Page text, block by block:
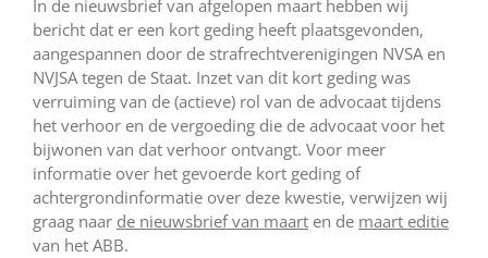
In de nieuwsbrief van afgelopen maart hebben wij
bericht dat er een kort geding heeft plaatsgevonden,
aangespannen door de strafrechtverenigingen NVSA en
NVJSA tegen de Staat. Inzet van dit kort geding was
verruiming van de (actieve) rol van de advocaat tijdens
het verhoor en de vergoeding die de advocaat voor het
bijwonen van dat verhoor ontvangt. Voor meer
informatie over het gevoerde kort geding of
achtergrondinformatie over deze kwestie, verwijzen wij
graag naar de nieuwsbrief van maart en de maart editie
van het ABB.